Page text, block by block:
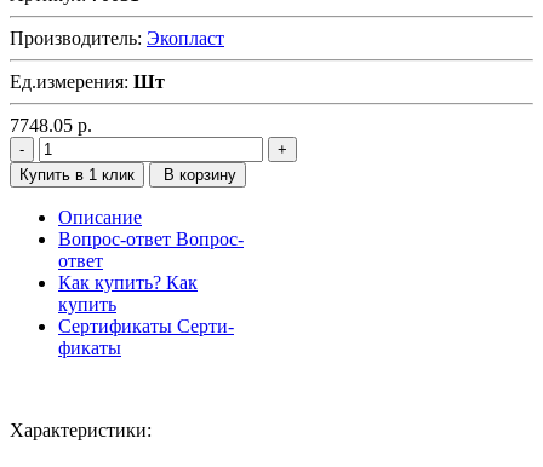
Производитель: Экопласт
Ед.измерения: Шт
7748.05 р.
Купить в 1 клик В корзину
Описание
Вопрос-ответ Вопрос-
ответ
Как купить? Как
купить
Сертификаты Серти-
фикаты
Характеристики: